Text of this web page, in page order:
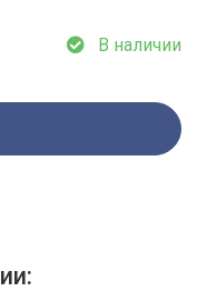
В наличии